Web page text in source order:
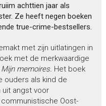
achttien jaar als
Ze heeft negen boeken
true-crime-bestsellers.
met zijn uitlatingen in
met de merkwaardige
memoires. Het boek
ouders als kind de
angst voor
Oost-